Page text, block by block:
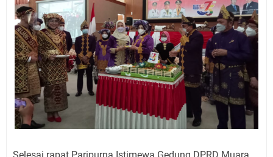
Selesai rapat Paripurna Istimewa Gedung DPRD Muara